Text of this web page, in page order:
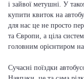
і зайвої метушні. У
купити квиток на
для нас це не просто
та Європи, а ціла
головним орієнтиром
Сучасні поїздки